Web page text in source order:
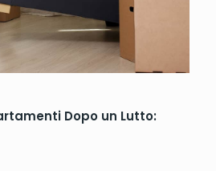
Dopo un Lutto: